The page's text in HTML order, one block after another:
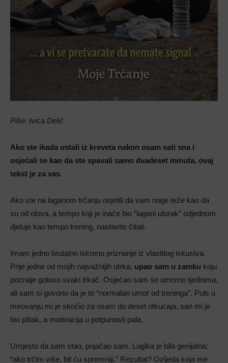
Piše: Ivica Delić
Ako ste ikada ustali iz kreveta nakon osam sati sna i
osjećali se kao da ste spavali samo dvadeset minuta, ovaj
tekst je za vas.
Ako ste na laganom trčanju osjetili da vam noge teže kao da
su od olova, a tempo koji je inače bio “lagani utorak” odjednom
djeluje kao tempo trening, nastavite čitati.
Imam jedno brutalno iskreno priznanje iz vlastitog iskustva.
Prije jedne od mojih najvažnijih utrka, upao sam u zamku koju
poznaje gotovo svaki trkač. Osjećao sam se umorno tjednima,
ali sam si govorio da je to “normalan umor od treninga”. Puls u
mirovanju mi je skočio za osam do deset otkucaja, san mi je
bio plitak, a motivacija u potpunosti pala.
Umjesto da sam stao, pojačao sam. Logika je bila genijalna:
“ako trčim više, bit ću spremniji.” Rezultat? Ozljeda koja me